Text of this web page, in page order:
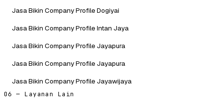
Jasa Bikin Company Profile Dogiyai
Jasa Bikin Company Profile Intan Jaya
Jasa Bikin Company Profile Jayapura
Jasa Bikin Company Profile Jayapura
Jasa Bikin Company Profile Jayawijaya
06 — Layanan Lain